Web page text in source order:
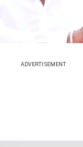
ADVERTISEMENT